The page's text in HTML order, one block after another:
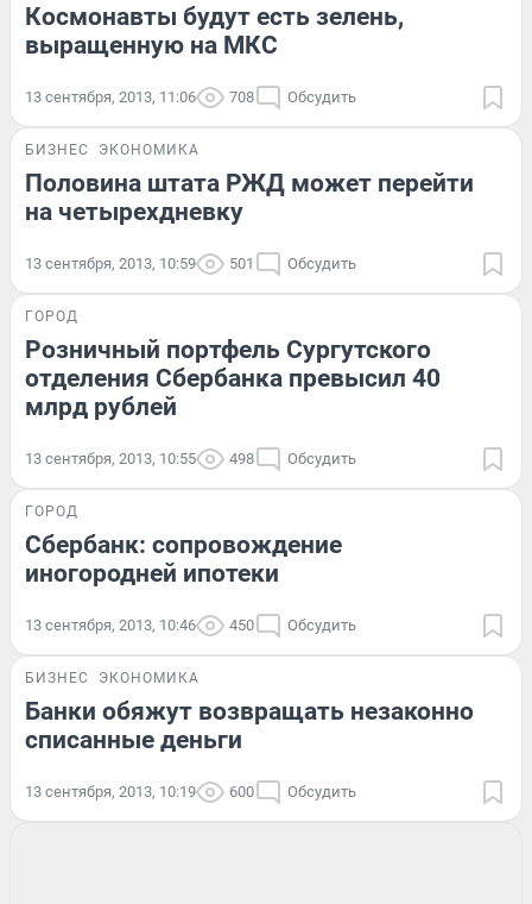
Космонавты будут есть зелень,
выращенную на МКС
13 сентября, 2013, 11:06 708 Обсудить
БИЗНЕС ЭКОНОМИКА
Половина штата РЖД может перейти
на четырехдневку
13 сентября, 2013, 10:59 501 Обсудить
ГОРОД
Розничный портфель Сургутского
отделения Сбербанка превысил 40
млрд рублей
13 сентября, 2013, 10:55 498 Обсудить
ГОРОД
Сбербанк: сопровождение
иногородней ипотеки
13 сентября, 2013, 10:46 450 Обсудить
БИЗНЕС ЭКОНОМИКА
Банки обяжут возвращать незаконно
списанные деньги
13 сентября, 2013, 10:19 600 Обсудить